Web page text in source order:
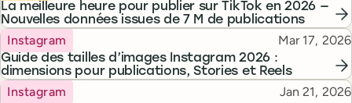
La meilleure heure pour publier sur TikTok en 2026 —
Nouvelles données issues de 7 M de publications
Guide des tailles d’images Instagram 2026 :
dimensions pour publications, Stories et Reels
Topic
Instagram Published
Mar 17, 2026
Topic
Instagram Published
Jan 21, 2026